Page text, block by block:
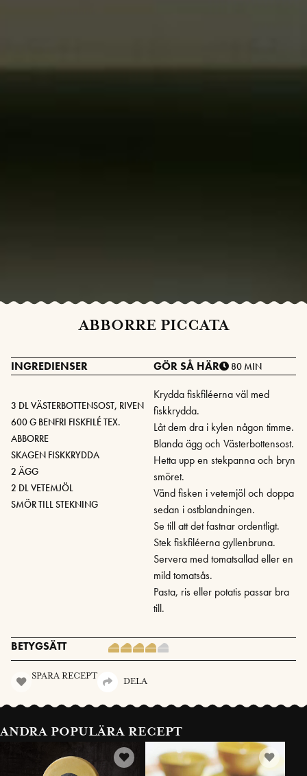
ABBORRE PICCATA
INGREDIENSER
3 DL VÄSTERBOTTENSOST, RIVEN
600 G BENFRI FISKFILÉ TEX.
ABBORRE
SKAGEN FISKKRYDDA
2 ÄGG
2 DL VETEMJÖL
SMÖR TILL STEKNING
GÖR SÅ HÄR 80 MIN
Krydda fiskfiléerna väl med
fiskkrydda.
Låt dem dra i kylen någon timme.
Blanda ägg och Västerbottensost.
Hetta upp en stekpanna och bryn
smöret.
Vänd fisken i vetemjöl och doppa
sedan i ostblandningen.
Se till att det fastnar ordentligt.
Stek fiskfiléerna gyllenbruna.
Servera med tomatsallad eller en
mild tomatsås.
Pasta, ris eller potatis passar bra
till.
BETYGSÄTT
SPARA RECEPT
DELA
ANDRA POPULÄRA RECEPT